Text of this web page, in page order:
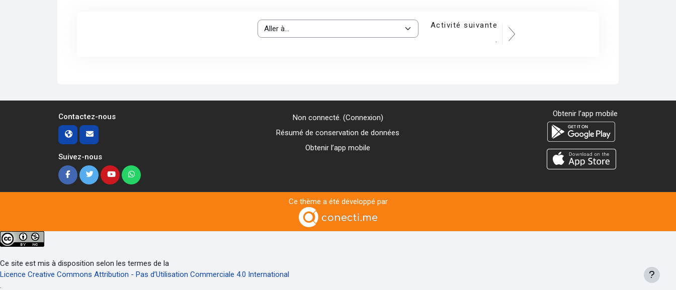
Aller à…
Activité suivante
Contactez-nous
Suivez-nous
Non connecté. (Connexion)
Résumé de conservation de données
Obtenir l’app mobile
Obtenir l’app mobile
Ce thème a été développé par
Ce site est mis à disposition selon les termes de la
Licence Creative Commons Attribution - Pas d’Utilisation Commerciale 4.0 International